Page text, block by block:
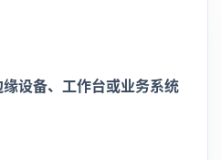
设备、工作台或业务系统